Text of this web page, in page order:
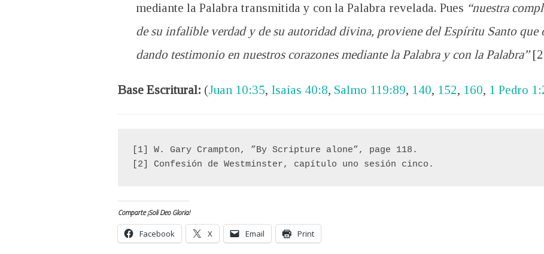
mediante la Palabra transmitida y con la Palabra revelada. Pues “nuestra
de su infalible verdad y de su autoridad divina, proviene del Espíritu Santo que
dando testimonio en nuestros corazones mediante la Palabra y con la Palabra”
Base Escritural: (Juan 10:35, Isaías 40:8, Salmo 119:89, 140, 152, 160, 1 Pedro
[1] W. Gary Crampton, ”By Scripture alone”, page 118.
[2] Confesión de Westminster, capítulo uno sesión cinco.
Comparte ¡Soli Deo Gloria!
Facebook X Email Print